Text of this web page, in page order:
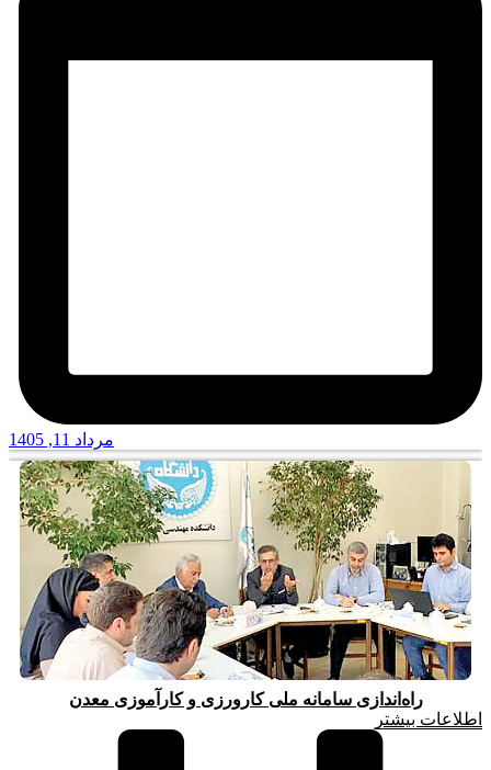
مرداد 11, 1405
راه‌اندازی سامانه ملی کارورزی و کارآموزی معدن
اطلاعات بیشتر